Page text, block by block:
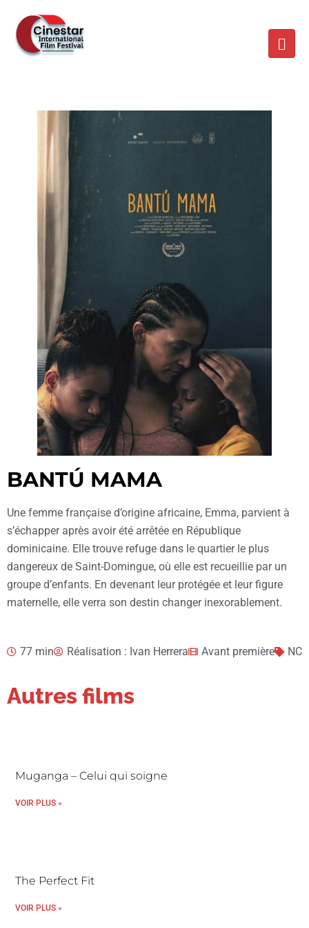
BANTÚ MAMA
Une femme française d’origine africaine, Emma, parvient à
s’échapper après avoir été arrêtée en République
dominicaine. Elle trouve refuge dans le quartier le plus
dangereux de Saint-Domingue, où elle est recueillie par un
groupe d’enfants. En devenant leur protégée et leur figure
maternelle, elle verra son destin changer inexorablement.
77 min Réalisation : Ivan Herrera Avant première NC
Autres films
Muganga – Celui qui soigne
VOIR PLUS »
The Perfect Fit
VOIR PLUS »